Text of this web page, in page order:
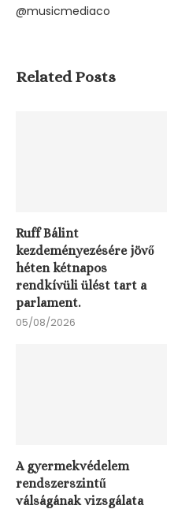
@musicmediaco
Related Posts
Ruff Bálint
kezdeményezésére jövő
héten kétnapos
rendkívüli ülést tart a
parlament.
05/08/2026
A gyermekvédelem
rendszerszintű
válságának vizsgálata